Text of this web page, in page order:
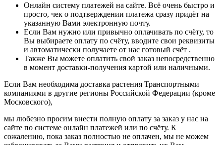
Онлайн систему платежей на сайте. Всё очень быстро и
просто, чек о подтверждении платежа сразу придёт на
указанную Вами электронную почту.
Если Вам нужно или привычно оплачивать по счёту, то
Вы выбираете оплату по счёту, вводите свои реквизиты
и автоматически получаете от нас готовый счёт .
Также Вы можете оплатить свой заказ непосредственно
в момент доставки-получения картой или наличными.
Если Вам необходима доставка растения Транспортными
компаниями в другие регионы Российской Федерации (кроме
Московского),
мы любезно просим внести полную оплату за заказ у нас на
сайте по системе онлайн платежей или по счёту. К
сожалению, пока заказ полностью не оплачен, мы не можем